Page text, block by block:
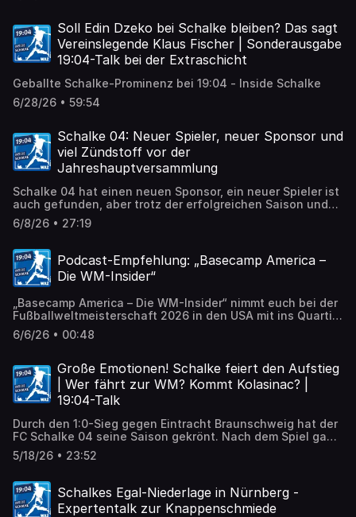
haben alle wichtigen Infos für euch.
Soll Edin Dzeko bei Schalke bleiben? Das sagt
Vereinslegende Klaus Fischer | Sonderausgabe
19:04-Talk bei der Extraschicht
Geballte Schalke-Prominenz bei 19:04 - Inside Schalke
6/28/26 • 59:54
Schalke 04: Neuer Spieler, neuer Sponsor und
viel Zündstoff vor der
Jahreshauptversammlung
Schalke 04 hat einen neuen Sponsor, ein neuer Spieler ist
auch gefunden, aber trotz der erfolgreichen Saison und
der Zweitligameisterschaft gibt es einige brisante
Themen vor der Jahreshauptversammlung am 18. Juli.
6/8/26 • 27:19
Podcast-Empfehlung: „Basecamp America –
Die WM-Insider“
„Basecamp America – Die WM-Insider“ nimmt euch bei der
Fußballweltmeisterschaft 2026 in den USA mit ins Quartier
der deutschen Nationalmannschaft. Unsere Reporter der
FUNKE Mediengruppe sind hautnah dabei und versorgen
Eindrücken aus erster Hand.
6/6/26 • 00:48
Große Emotionen! Schalke feiert den Aufstieg
| Wer fährt zur WM? Kommt Kolasinac? |
19:04-Talk
Durch den 1:0-Sieg gegen Eintracht Braunschweig hat der
FC Schalke 04 seine Saison gekrönt. Nach dem Spiel gab
es die Zweitliga-Meisterschale für Kapitän Kenan
Karaman, dann wurde noch einmal im Kollektiv gefeiert.
5/18/26 • 23:52
Schalkes Egal-Niederlage in Nürnberg -
Expertentalk zur Knappenschmiede